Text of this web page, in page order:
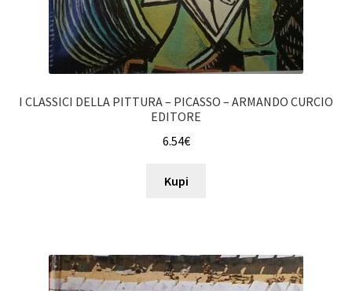
I CLASSICI DELLA PITTURA – PICASSO – ARMANDO CURCIO
EDITORE
6.54€
Kupi